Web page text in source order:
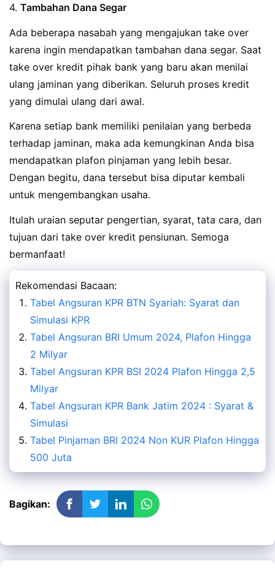
4. Tambahan Dana Segar
Ada beberapa nasabah yang mengajukan take over
karena ingin mendapatkan tambahan dana segar. Saat
take over kredit pihak bank yang baru akan menilai
ulang jaminan yang diberikan. Seluruh proses kredit
yang dimulai ulang dari awal.
Karena setiap bank memiliki penilaian yang berbeda
terhadap jaminan, maka ada kemungkinan Anda bisa
mendapatkan plafon pinjaman yang lebih besar.
Dengan begitu, dana tersebut bisa diputar kembali
untuk mengembangkan usaha.
Itulah uraian seputar pengertian, syarat, tata cara, dan
tujuan dari take over kredit pensiunan. Semoga
bermanfaat!
Rekomendasi Bacaan:
Tabel Angsuran KPR BTN Syariah: Syarat dan
Simulasi KPR
Tabel Angsuran BRI Umum 2024, Plafon Hingga
2 Milyar
Tabel Angsuran KPR BSI 2024 Plafon Hingga 2,5
Milyar
Tabel Angsuran KPR Bank Jatim 2024 : Syarat &
Simulasi
Tabel Pinjaman BRI 2024 Non KUR Plafon Hingga
500 Juta
Bagikan: